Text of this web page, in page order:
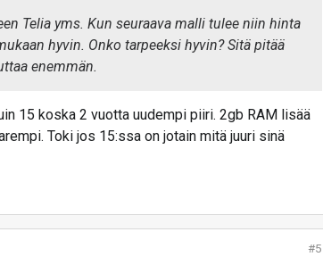
Telia yms. Kun seuraava malli tulee niin hinta
hyvin. Onko tarpeeksi hyvin? Sitä pitää
enemmän.
15 koska 2 vuotta uudempi piiri. 2gb RAM lisää
Toki jos 15:ssa on jotain mitä juuri sinä
#5